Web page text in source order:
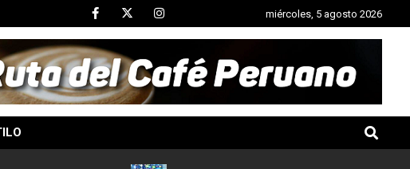
miércoles, 5 agosto 2026